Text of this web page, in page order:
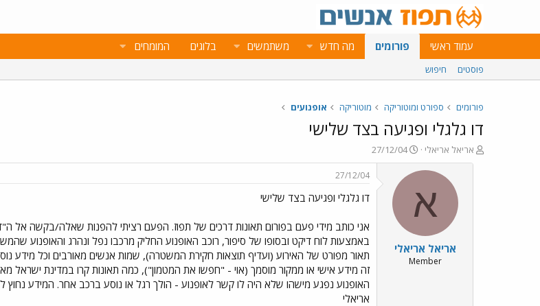
עמוד ראשי פורומים מה חדש משתמשים בלוגים המומחים
פוסטים חיפוש
פורומים ספורט ומוטוריקה מוטוריקה אופנועים
דו גלגלי ופגיעה בצד שלישי
פ
ו
אריאל אריאלי
פ
ו
ר
א
ר
27/12/04
א
אריאל אריאלי
Member
27/12/04
דו גלגלי ופגיעה בצד שלישי
אני כותב מידי פעם בפורום תאונות דרכים של תפוז. הפעם רציתי להפנות שאלה/בקשה אל
באמצעות לוח דיקט ובסופו של סיפור, רוכב האופנוע החליק מרכבו נפל ונהרג והאופנוע
תאור מפורט של האירוע (ועדיף תוצאות חקירת המשטרה), שמות אנשים מאורבים וכל מידע
זה מידע אישי או ממקור מוסמך (אוי - "חפשו את המטמון"), כמה תאונות קרו במדינת ישראל
אריאלי